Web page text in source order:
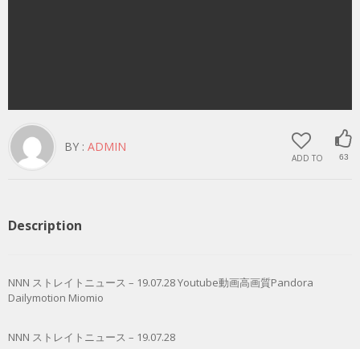
ADD TO 63
BY : ADMIN
Description
NNN ストレイトニュース – 19.07.28 Youtube動画高画質Pandora
Dailymotion Miomio
NNN ストレイトニュース – 19.07.28